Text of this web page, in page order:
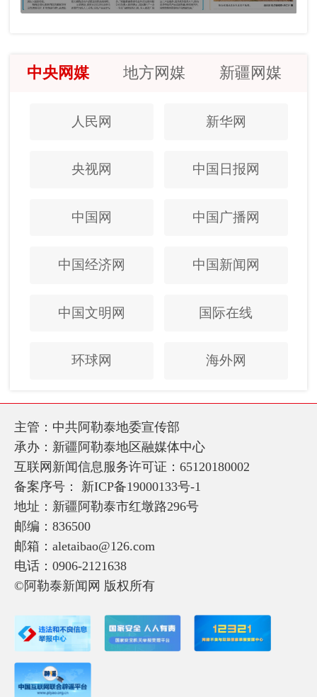
中央网媒 地方网媒 新疆网媒
人民网 新华网
央视网 中国日报网
中国网 中国广播网
中国经济网 中国新闻网
中国文明网 国际在线
环球网 海外网
主管：中共阿勒泰地委宣传部
承办：新疆阿勒泰地区融媒体中心
互联网新闻信息服务许可证：65120180002
备案序号： 新ICP备19000133号-1
地址：新疆阿勒泰市红墩路296号
邮编：836500
邮箱：aletaibao@126.com
电话：0906-2121638
©阿勒泰新闻网 版权所有